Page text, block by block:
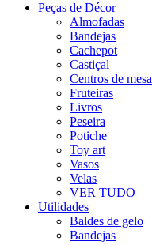
Peças de Décor
Almofadas
Bandejas
Cachepot
Castiçal
Centros de mesa
Fruteiras
Livros
Peseira
Potiche
Toy art
Vasos
Velas
VER TUDO
Utilidades
Baldes de gelo
Bandejas